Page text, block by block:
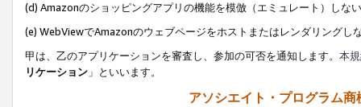
(d) Amazonのショッピングアプリの機能を模倣（エミュレート）しな
(e) WebViewでAmazonのウェブページをホストまたはレンダリングし
甲は、乙のアプリケーションを審査し、参加の可否を通知します。 本
リケーション 」といいます。
アソシエイト・プログラム